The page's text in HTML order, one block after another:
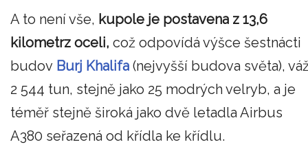
A to není vše, kupole je postavena z 13,6
kilometrz oceli, což odpovídá výšce šestnácti
budov Burj Khalifa (nejvyšší budova světa),
2 544 tun, stejně jako 25 modrých velryb, a je
téměř stejně široká jako dvě letadla Airbus
A380 seřazená od křídla ke křídlu.